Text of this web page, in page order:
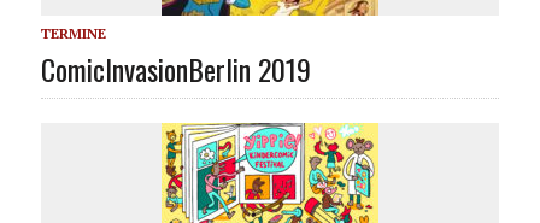
TERMINE
ComicInvasionBerlin 2019